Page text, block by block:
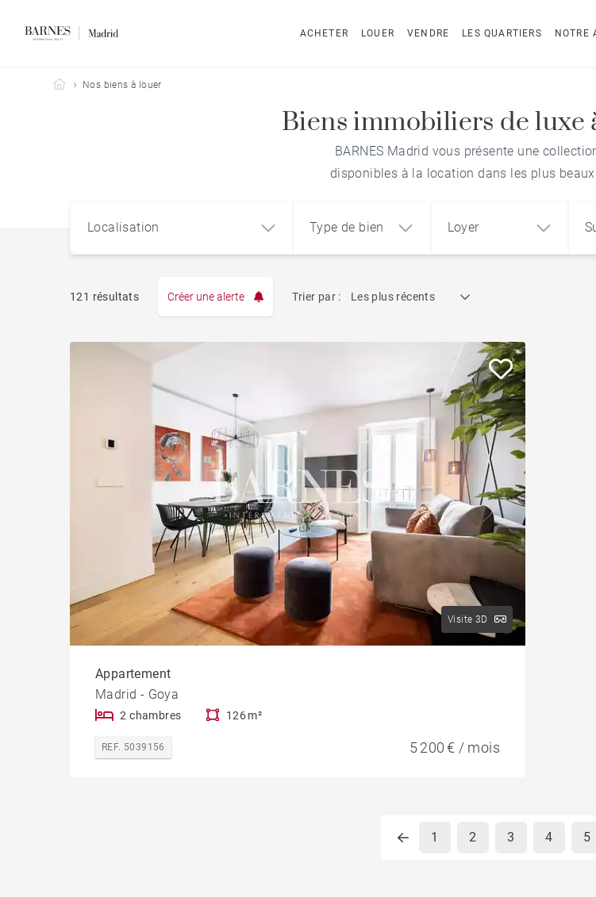
ACHETER LOUER VENDRE LES QUARTIERS NOTRE
Barnes Madrid
Nos biens à louer
Biens immobiliers de luxe
BARNES Madrid vous présente une
disponibles à la location dans les plus
Localisation Type de bien
Chalet
Bureau et
Penthouse
Loyer
121 résultats Créer une alerte Trier par : Les plus récents
Visite 3D
Appartement
Madrid - Goya
2 chambres 126 m²
REF. 5039156 5 200 € / mois
1 2 3 4 5